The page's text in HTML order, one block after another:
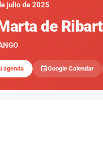
julio de 2025
de
agenda Google Calendar